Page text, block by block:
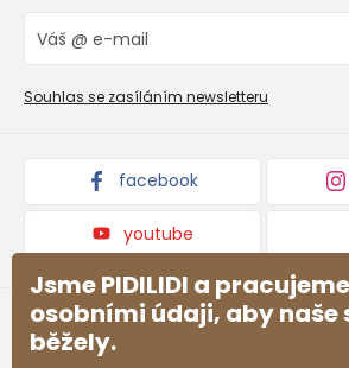
Vrácení zboží a reklamace
Reklamační řád
Velkoobchod PiDiLiDi
Affiliate program
Kolekce zboží
Souhlas se zasíláním newsletteru
facebook
youtube
Jsme PIDILIDI a
osobními údaji, aby naše
běžely.